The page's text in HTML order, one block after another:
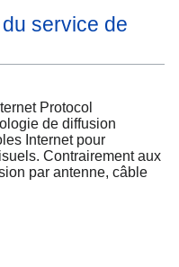
service de
Protocol
de diffusion
Internet pour
Contrairement aux
par antenne, câble